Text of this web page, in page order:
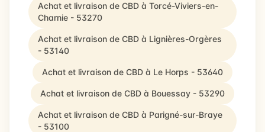
Achat et livraison de CBD à Torcé-Viviers-en-
Charnie - 53270
Achat et livraison de CBD à Lignières-Orgères
- 53140
Achat et livraison de CBD à Le Horps - 53640
Achat et livraison de CBD à Bouessay - 53290
Achat et livraison de CBD à Parigné-sur-Braye
- 53100